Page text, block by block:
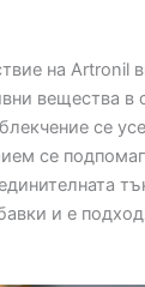
на Artronil
вещества в
се
се
и е